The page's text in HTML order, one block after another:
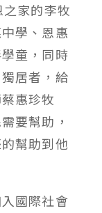
家的李牧
學、恩惠
童，同時
居者，給
惠珍牧
要幫助，
幫助到他
國際社會